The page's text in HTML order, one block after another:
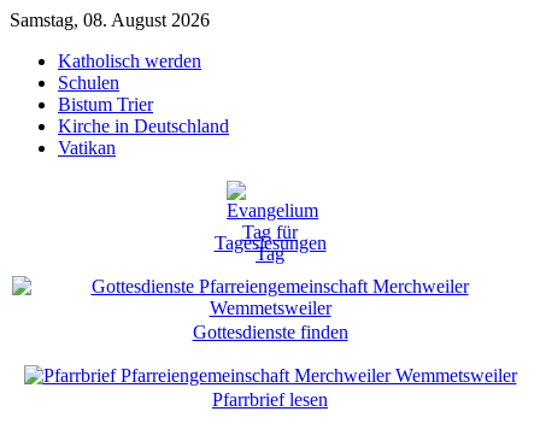
Samstag, 08. August 2026
Katholisch werden
Schulen
Bistum Trier
Kirche in Deutschland
Vatikan
Tageslesungen
Gottesdienste finden
Pfarrbrief lesen